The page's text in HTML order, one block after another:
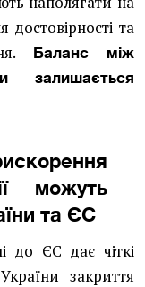
достовірності та
Баланс між
залишається
можуть
та ЄС
до ЄС дає чіткі
закриття